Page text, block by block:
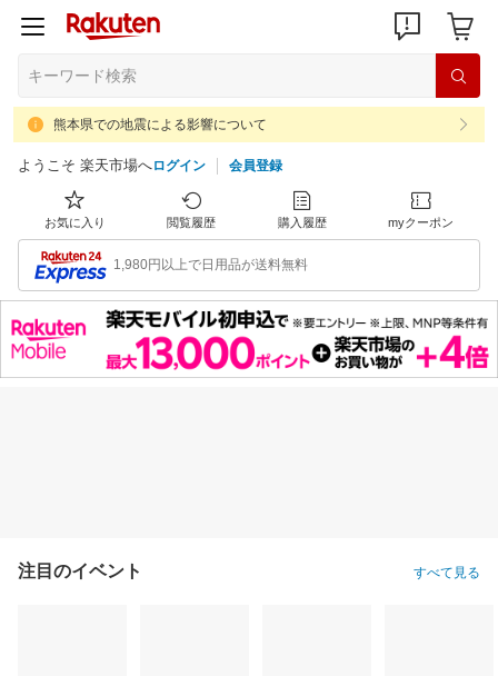
熊本県での地震による影響について
ようこそ 楽天市場へログイン 会員登録
お気に入り 閲覧履歴 購入履歴 myクーポン
1,980円以上で日用品が送料無料
注目のイベント すべて見る